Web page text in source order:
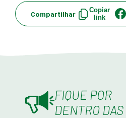
Compartilhar
Copiar
link
FIQUE POR
DENTRO DAS